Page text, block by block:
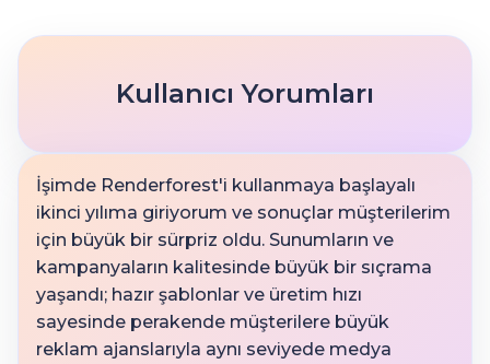
Kullanıcı Yorumları
İşimde Renderforest'i kullanmaya başlayalı
ikinci yılıma giriyorum ve sonuçlar müşterilerim
için büyük bir sürpriz oldu. Sunumların ve
kampanyaların kalitesinde büyük bir sıçrama
yaşandı; hazır şablonlar ve üretim hızı
sayesinde perakende müşterilere büyük
reklam ajanslarıyla aynı seviyede medya